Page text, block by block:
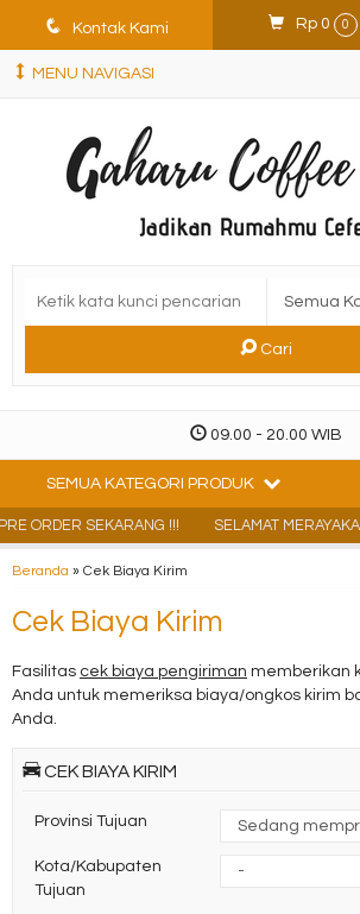
q Kontak Kami Rp 0 0
MENU NAVIGASI
Cari
09.00 - 20.00 WIB
SEMUA KATEGORI PRODUK
ORDER SEKARANG !!! SELAMAT
Beranda » Cek Biaya Kirim
Cek Biaya Kirim
Fasilitas cek biaya pengiriman memberikan
Anda untuk memeriksa biaya/ongkos kirim
Anda.
CEK BIAYA KIRIM
Provinsi Tujuan
Kota/Kabupaten
Tujuan